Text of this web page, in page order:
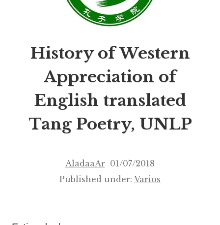
History of Western
Appreciation of
English translated
Tang Poetry, UNLP
AladaaAr 01/07/2018
Published under: Varios